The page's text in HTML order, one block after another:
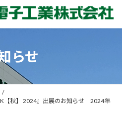
らせ
【秋】 2024』出展のお知らせ 2024年